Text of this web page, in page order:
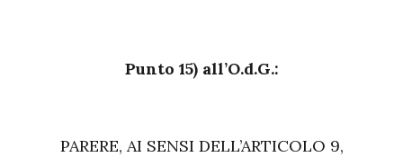
Punto 15) all’O.d.G.:
PARERE, AI SENSI DELL’ARTICOLO 9,